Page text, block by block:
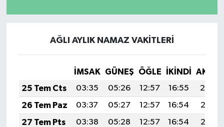
AĞLI AYLIK NAMAZ VAKITLERI
İMSAK GÜNEŞ ÖĞLE İKINDI
25 Tem Cts
03:35 05:26 12:57 16:55
20:19
26 Tem Paz
03:37 05:27 12:57 16:54
20:18
27 Tem Pts
03:38 05:28 12:57 16:54
20:17